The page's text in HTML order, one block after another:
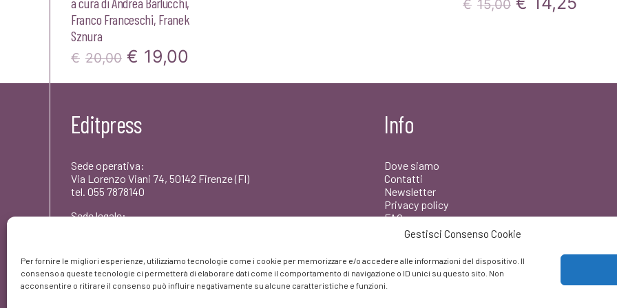
Gestisci Consenso Cookie
Per fornire le migliori esperienze, utilizziamo tecnologie come i cookie per memorizzare e/o accedere alle informazioni del dispositivo. Il
consenso a queste tecnologie ci permetterà di elaborare dati come il comportamento di navigazione o ID unici su questo sito. Non
acconsentire o ritirare il consenso può influire negativamente su alcune caratteristiche e funzioni.
Franco Franceschi, Franek
Sznura
€ 20,00 Il
prezzo
era:
€20,00.
€ 19,00
prezzo
€ 15,00
era:
è:
Editpress
Sede operativa:
Via Lorenzo Viani 74, 50142 Firenze (FI)
tel. 055 7878140
Sede legale:
Partita IVA: 06261420480
© editpress 2023
Info
Dove siamo
Contatti
Newsletter
Privacy policy
FAQ
Facebook